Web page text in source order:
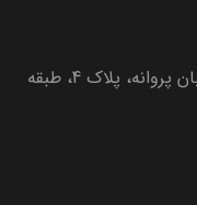
تهران، بزرگراه جلال آل احمد، خیابان پروانه، پلاک 4، طبقه